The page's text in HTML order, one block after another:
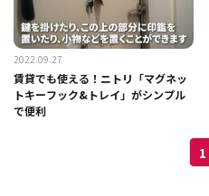
2022.09.27
賃貸でも使える！ニトリ「マグネッ
トキーフック&トレイ」がシンプル
で便利
1